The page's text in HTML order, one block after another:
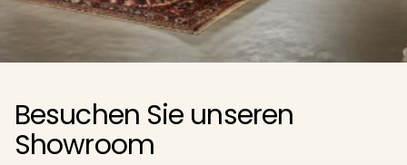
Besuchen Sie unseren
Showroom